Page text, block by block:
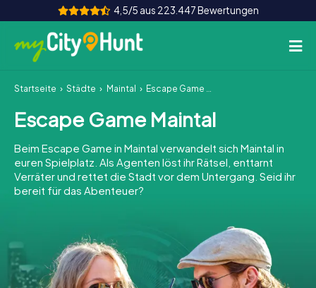
4,5/5 aus 223.447 Bewertungen
So funktioniert's
Städte
Touren
Teamevent
INT AT CH
DE
ES
FR UK
IE
Startseite Städte Maintal Escape Game Maintal
Escape Game Maintal
Beim Escape Game in Maintal verwandelt sich Maintal in
euren Spielplatz. Als Agenten löst ihr Rätsel, enttarnt
Verräter und rettet die Stadt vor dem Untergang. Seid ihr
bereit für das Abenteuer?